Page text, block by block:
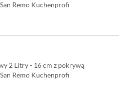
Remo Kuchenprofi
2 Litry - 16 cm z pokrywą
Remo Kuchenprofi